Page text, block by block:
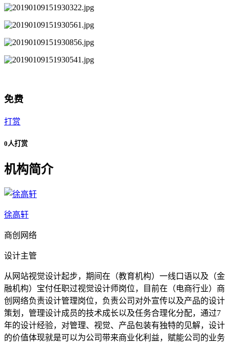
免费
打赏
0人打赏
机构简介
徐高轩
商创网络
设计主管
从网站视觉设计起步，期间在（教育机构）一线口语以及（金
融机构）宝付任职过视觉设计师岗位，目前在（电商行业）商
创网络负责设计管理岗位，负责公司对外宣传以及产品的设计
策划，管理设计成员的技术成长以及任务合理化分配，通过7
年的设计经验，对管理、视觉、产品包装有独特的见解，设计
的价值体现就是可以为公司带来商业化利益，赋能公司的业务